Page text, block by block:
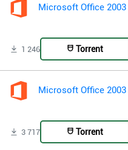
Microsoft Office
1 246 Torrent
Microsoft Office
3 717 Torrent